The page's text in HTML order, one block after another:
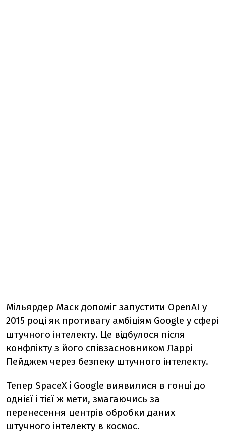
Мільярдер Маск допоміг запустити OpenAI у
2015 році як противагу амбіціям Google у сфері
штучного інтелекту. Це відбулося після
конфлікту з його співзасновником Ларрі
Пейджем через безпеку штучного інтелекту.
Тепер SpaceX і Google виявилися в гонці до
однієї і тієї ж мети, змагаючись за
перенесення центрів обробки даних
штучного інтелекту в космос.